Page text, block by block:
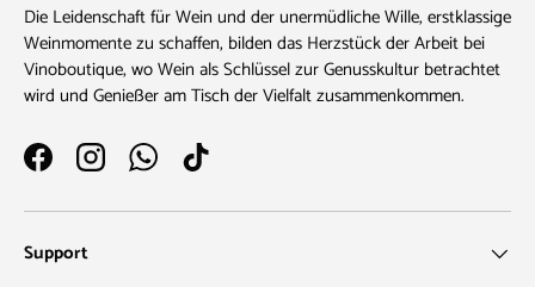
Die Leidenschaft für Wein und der unermüdliche Wille, erstklassige
Weinmomente zu schaffen, bilden das Herzstück der Arbeit bei
Vinoboutique, wo Wein als Schlüssel zur Genusskultur betrachtet
wird und Genießer am Tisch der Vielfalt zusammenkommen.
FacebookInstagramWhatsAppTikTok
Support